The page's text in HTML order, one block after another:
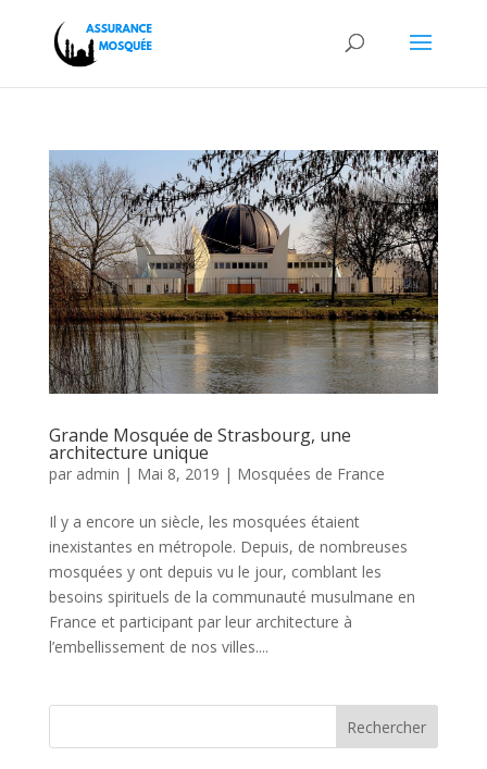
Grande Mosquée de Strasbourg, une
architecture unique
par admin | Mai 8, 2019 | Mosquées de France
Il y a encore un siècle, les mosquées étaient
inexistantes en métropole. Depuis, de nombreuses
mosquées y ont depuis vu le jour, comblant les
besoins spirituels de la communauté musulmane en
France et participant par leur architecture à
l’embellissement de nos villes....